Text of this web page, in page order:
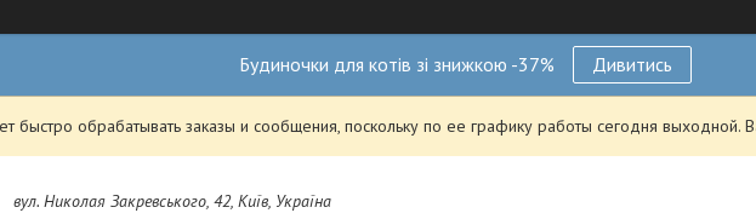
Будиночки для котів зі знижкою -37% Дивитись
быстро обрабатывать заказы и сообщения, поскольку по ее графику работы сегодня
вул. Николая Закревського, 42, Київ, Україна